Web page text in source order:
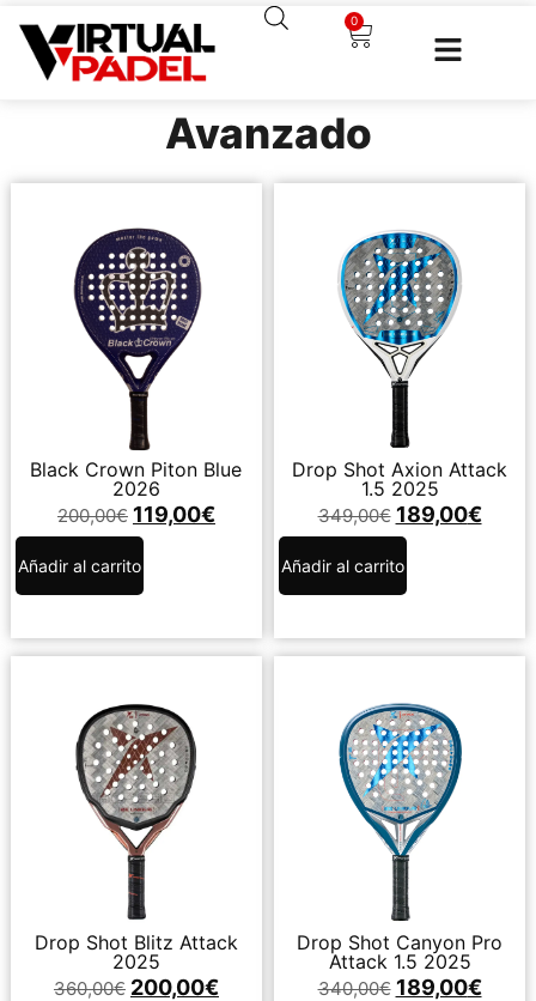
0
Avanzado
Black Crown Piton Blue
2026
200,00€ 119,00€
Añadir al carrito
Drop Shot Axion Attack
1.5 2025
349,00€ 189,00€
Añadir al carrito
Drop Shot Blitz Attack
2025
360,00€ 200,00€
Drop Shot Canyon Pro
Attack 1.5 2025
340,00€ 189,00€